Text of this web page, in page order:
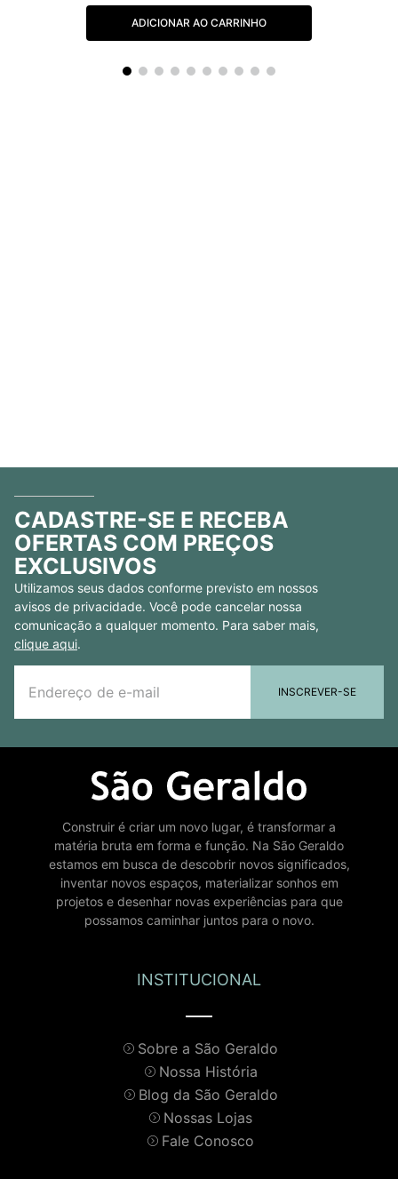
ADICIONAR AO CARRINHO
CADASTRE-SE E RECEBA
OFERTAS COM PREÇOS
EXCLUSIVOS
Utilizamos seus dados conforme previsto em nossos
avisos de privacidade. Você pode cancelar nossa
comunicação a qualquer momento. Para saber mais,
clique aqui.
INSCREVER-SE
Construir é criar um novo lugar, é transformar a
matéria bruta em forma e função. Na São Geraldo
estamos em busca de descobrir novos significados,
inventar novos espaços, materializar sonhos em
projetos e desenhar novas experiências para que
possamos caminhar juntos para o novo.
INSTITUCIONAL
Sobre a São Geraldo
Nossa História
Blog da São Geraldo
Nossas Lojas
Fale Conosco